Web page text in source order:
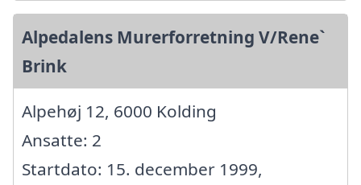
Alpedalens Murerforretning V/Rene`
Brink
Alpehøj 12, 6000 Kolding
Ansatte: 2
Startdato: 15. december 1999,